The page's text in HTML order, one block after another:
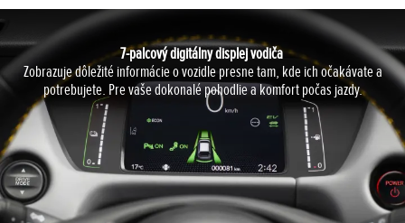
7-palcový digitálny displej vodiča
Zobrazuje dôležité informácie o vozidle presne tam, kde ich očakávate a
potrebujete. Pre vaše dokonalé pohodlie a komfort počas jazdy.